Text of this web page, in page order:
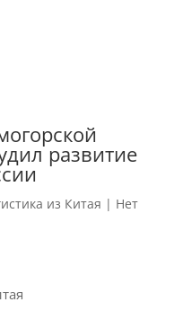
развитие
из Китая | Нет